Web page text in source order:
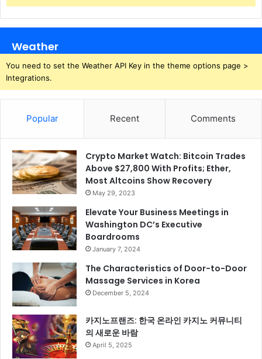
Weather
You need to set the Weather API Key in the theme options page >
Integrations.
Popular Recent Comments
Crypto Market Watch: Bitcoin Trades
Above $27,800 With Profits; Ether,
Most Altcoins Show Recovery
May 29, 2023
Elevate Your Business Meetings in
Washington DC’s Executive
Boardrooms
January 7, 2024
The Characteristics of Door-to-Door
Massage Services in Korea
December 5, 2024
카지노프랜즈: 한국 온라인 카지노 커뮤니티
의 새로운 바람
April 5, 2025